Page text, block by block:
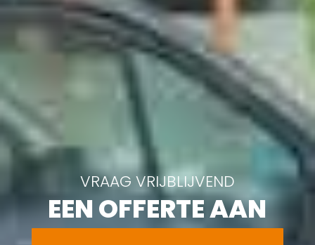
VRAAG VRIJBLIJVEND
EEN OFFERTE AAN